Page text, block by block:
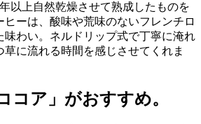
以上自然乾燥させて熟成したものを
ーは、酸味や荒味のないフレンチロ
味わい。ネルドリップ式で丁寧に淹れ
草に流れる時間を感じさせてくれま
コア」がおすすめ。